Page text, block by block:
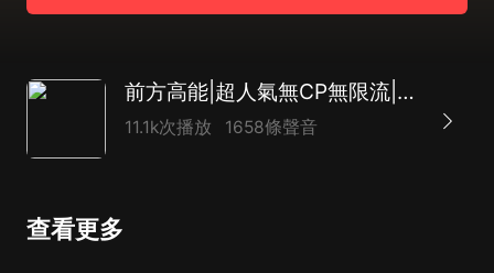
前方高能|超人氣無CP無限流|多人有聲劇
11.1k次播放 1658條聲音
查看更多